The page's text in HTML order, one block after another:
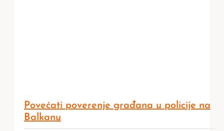
Povećati poverenje građana u policije na
Balkanu